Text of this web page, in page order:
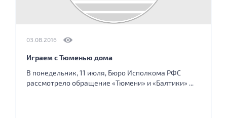
03.08.2016
Играем с Тюменью дома
В понедельник, 11 июля, Бюро Исполкома РФС
рассмотрело обращение «Тюмени» и «Балтики» ...